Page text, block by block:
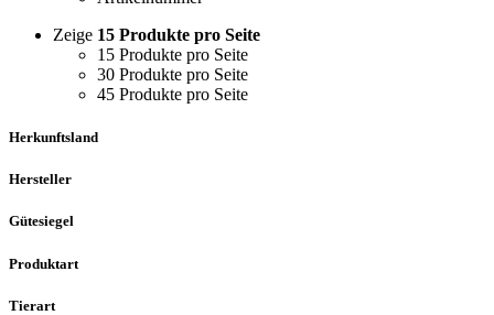
Zeige 15 Produkte pro Seite
15 Produkte pro Seite
30 Produkte pro Seite
45 Produkte pro Seite
Herkunftsland
Hersteller
Gütesiegel
Produktart
Tierart